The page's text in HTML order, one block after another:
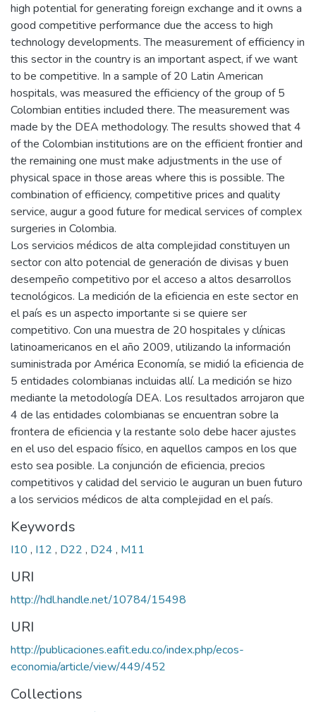
high potential for generating foreign exchange and it owns a
good competitive performance due the access to high
technology developments. The measurement of efficiency in
this sector in the country is an important aspect, if we want
to be competitive. In a sample of 20 Latin American
hospitals, was measured the efficiency of the group of 5
Colombian entities included there. The measurement was
made by the DEA methodology. The results showed that 4
of the Colombian institutions are on the efficient frontier and
the remaining one must make adjustments in the use of
physical space in those areas where this is possible. The
combination of efficiency, competitive prices and quality
service, augur a good future for medical services of complex
surgeries in Colombia.
Los servicios médicos de alta complejidad constituyen un
sector con alto potencial de generación de divisas y buen
desempeño competitivo por el acceso a altos desarrollos
tecnológicos. La medición de la eficiencia en este sector en
el país es un aspecto importante si se quiere ser
competitivo. Con una muestra de 20 hospitales y clínicas
latinoamericanos en el año 2009, utilizando la información
suministrada por América Economía, se midió la eficiencia de
5 entidades colombianas incluidas allí. La medición se hizo
mediante la metodología DEA. Los resultados arrojaron que
4 de las entidades colombianas se encuentran sobre la
frontera de eficiencia y la restante solo debe hacer ajustes
en el uso del espacio físico, en aquellos campos en los que
esto sea posible. La conjunción de eficiencia, precios
competitivos y calidad del servicio le auguran un buen futuro
a los servicios médicos de alta complejidad en el país.
Keywords
I10 , I12 , D22 , D24 , M11
URI
http://hdl.handle.net/10784/15498
URI
http://publicaciones.eafit.edu.co/index.php/ecos-
economia/article/view/449/452
Collections